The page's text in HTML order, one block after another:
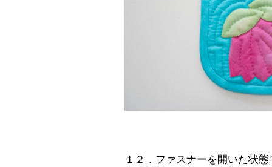
１２．ファスナーを開いた状